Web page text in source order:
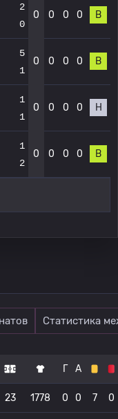
2
0
0 0 0 0 В
5
1
0 0 0 0 В
1
1
0 0 0 0 Н
1
2
0 0 0 0 В
Статистика
Г А
23 1778 0 0 7 0